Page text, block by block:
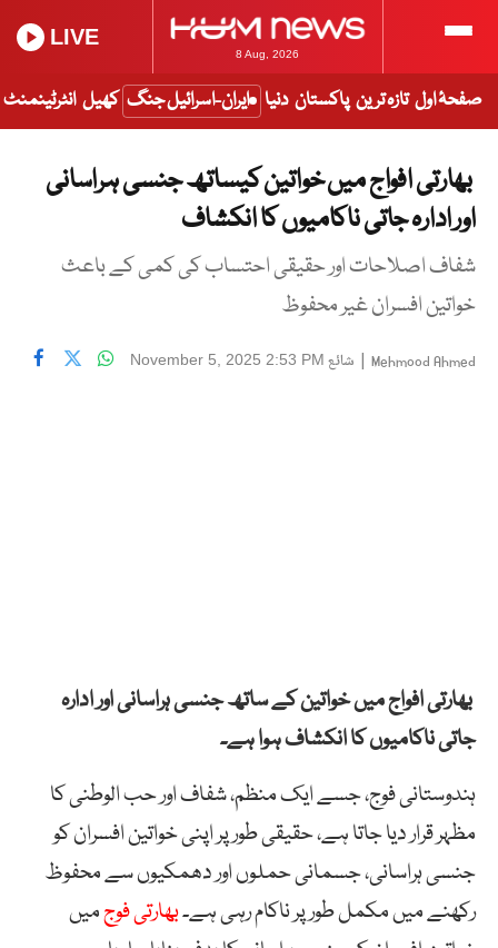
8 Aug, 2026
LIVE
صفحۂ اول تازہ ترین پاکستان دنیا ایران-اسرائیل جنگ کھیل انٹرٹینمنٹ
بھارتی افواج میں خواتین کیساتھ جنسی ہراسانی
اور ادارہ جاتی ناکامیوں کا انکشاف
شفاف اصلاحات اور حقیقی احتساب کی کمی کے باعث
خواتین افسران غیر محفوظ
Mehmood Ahmed
| شائع November 5, 2025 2:53 PM
بھارتی افواج میں خواتین کے ساتھ جنسی ہراسانی اور ادارہ
جاتی ناکامیوں کا انکشاف ہوا ہے۔
ہندوستانی فوج، جسے ایک منظم، شفاف اور حب الوطنی کا
مظہر قرار دیا جاتا ہے، حقیقی طور پر اپنی خواتین افسران کو
جنسی ہراسانی، جسمانی حملوں اور دھمکیوں سے محفوظ
رکھنے میں مکمل طور پر ناکام رہی ہے۔بھارتی فوجمیں